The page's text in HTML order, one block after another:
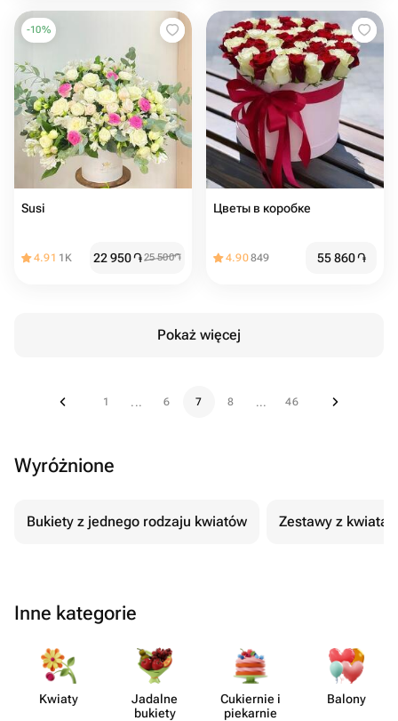
-10%
Susi
4.91 1K 22 950֏25 500֏
Цветы в коробке ️
4.90849 55 860֏
Pokaż więcej
1 ... 6 7 8 ... 46
Wyróżnione
Bukiety z jednego rodzaju kwiatów Zestawy z
Inne kategorie
Kwiaty
Jadalne
bukiety
Cukiernie i
piekarnie
Balony